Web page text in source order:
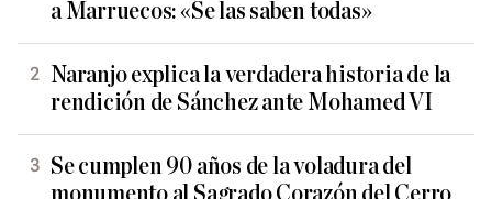
a Marruecos: «Se las saben todas»
Naranjo explica la verdadera historia de la
rendición de Sánchez ante Mohamed VI
Se cumplen 90 años de la voladura del